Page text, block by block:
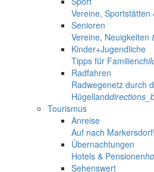
Vereine, Sportstätten
Senioren
Vereine, Neuigkeiten
Kinder+Jugendliche
Tipps für Familien
Radfahren
Radwegenetz durch
Hügelland
Tourismus
Anreise
Auf nach
Übernachtungen
Hotels & Pensionen
Sehenswert